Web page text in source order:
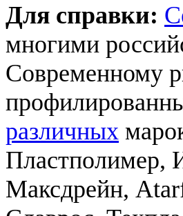
Для справки:
многими
Современному
различных
Пластполимер,
Максдрейн,